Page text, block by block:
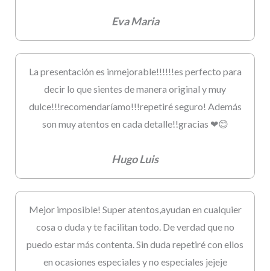
Eva Maria
La presentación es inmejorable!!!!!!es perfecto para
decir lo que sientes de manera original y muy
dulce!!!recomendaríamo!!!repetiré seguro! Además
son muy atentos en cada detalle!!gracias ❤😊
Hugo Luis
Mejor imposible! Super atentos,ayudan en cualquier
cosa o duda y te facilitan todo. De verdad que no
puedo estar más contenta. Sin duda repetiré con ellos
en ocasiones especiales y no especiales jejeje